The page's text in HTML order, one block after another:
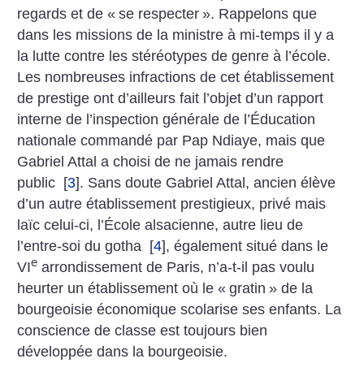
regards et de « se respecter ». Rappelons que
dans les missions de la ministre à mi-temps il y a
la lutte contre les stéréotypes de genre à l’école.
Les nombreuses infractions de cet établissement
de prestige ont d’ailleurs fait l’objet d’un rapport
interne de l’inspection générale de l’Éducation
nationale commandé par Pap Ndiaye, mais que
Gabriel Attal a choisi de ne jamais rendre
public [3]. Sans doute Gabriel Attal, ancien élève
d’un autre établissement prestigieux, privé mais
laïc celui-ci, l’École alsacienne, autre lieu de
l’entre-soi du gotha [4], également situé dans le
VIe arrondissement de Paris, n’a-t-il pas voulu
heurter un établissement où le « gratin » de la
bourgeoisie économique scolarise ses enfants. La
conscience de classe est toujours bien
développée dans la bourgeoisie.